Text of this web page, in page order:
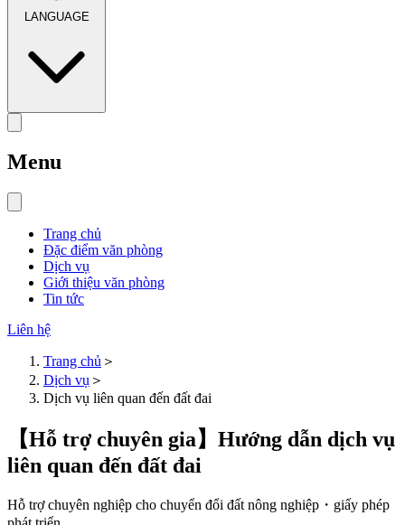
LANGUAGE
Menu
Trang chủ
Đặc điểm văn phòng
Dịch vụ
Giới thiệu văn phòng
Tin tức
Liên hệ
Trang chủ ＞
Dịch vụ ＞
Dịch vụ liên quan đến đất đai
【Hỗ trợ chuyên gia】Hướng dẫn dịch vụ
liên quan đến đất đai
Hỗ trợ chuyên nghiệp cho chuyển đổi đất nông nghiệp・giấy phép